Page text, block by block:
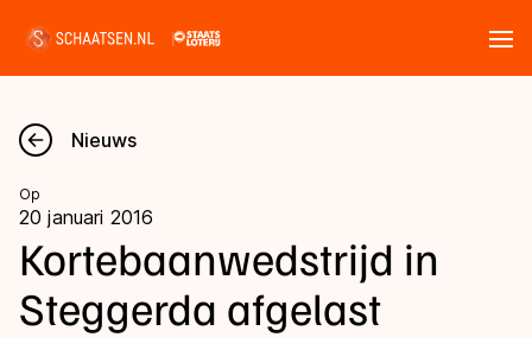
Nieuws
Kalender
Disciplines
Nieuws
Op
20 januari 2016
Kortebaanwedstrijd in
Steggerda afgelast